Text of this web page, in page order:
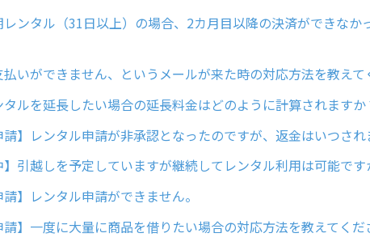
レンタル（31日以上）の場合、2カ月目以降の決済ができなか
払いができません、というメールが来た時の対応方法を教えて
タルを延長したい場合の延長料金はどのように計算されますか
請】レンタル申請が非承認となったのですが、返金はいつされ
】引越しを予定していますが継続してレンタル利用は可能です
請】レンタル申請ができません。
請】一度に大量に商品を借りたい場合の対応方法を教えてくだ